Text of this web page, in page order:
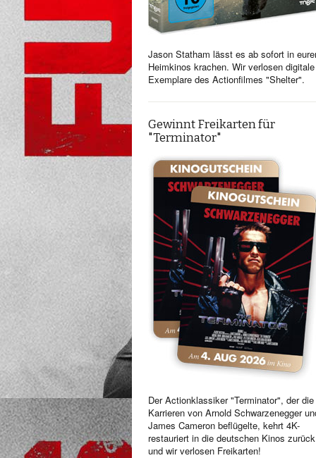
Jason Statham lässt es ab sofort in
Heimkinos krachen. Wir verlosen digitale
Exemplare des Actionfilmes "Shelter".
Gewinnt Freikarten für
"Terminator"
Der Actionklassiker "Terminator", der die
Karrieren von Arnold Schwarzenegger
James Cameron beflügelte, kehrt 4K-
restauriert in die deutschen Kinos zurück
und wir verlosen Freikarten!